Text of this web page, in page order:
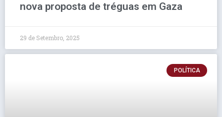
nova proposta de tréguas em Gaza
29 de Setembro, 2025
POLÍTICA